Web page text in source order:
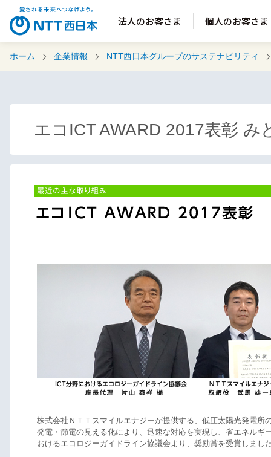
法人のお客さま 個人のお客さま
ホーム 企業情報 NTT西日本グループのサステナビリティ
エコICT AWARD 2017表彰
株式会社ＮＴＴスマイルエナジーが提供する、低圧太陽光発電所
発電・節電の見える化により、迅速な対応を実現し、省エネルギ
おけるエコロジーガイドライン協議会より、奨励賞を受賞しまし